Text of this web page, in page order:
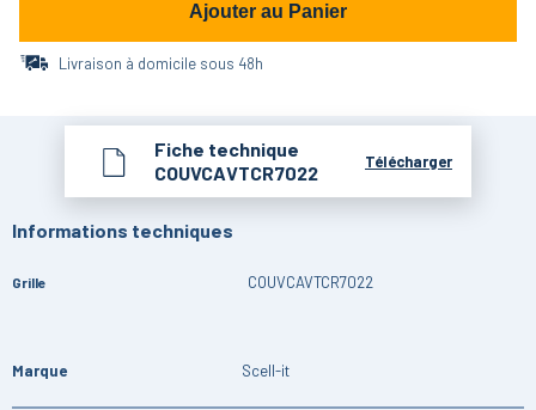
Ajouter au Panier
Livraison à domicile sous 48h
Fiche technique
COUVCAVTCR7022
Télécharger
Informations techniques
Grille COUVCAVTCR7022
Marque Scell-it